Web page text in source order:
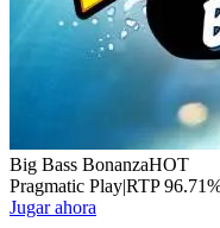
Big Bass BonanzaHOT
Pragmatic Play|RTP96.71
Jugar ahora